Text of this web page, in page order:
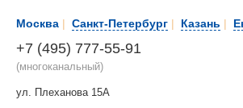
Москва | Санкт-Петербург | Казань |
+7 (495) 777-55-91
(многоканальный)
ул. Плеханова 15А